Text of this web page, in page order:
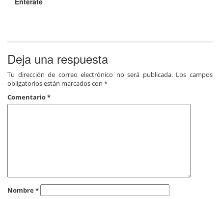
Deja una respuesta
Tu dirección de correo electrónico no será publicada. Los campos
obligatorios están marcados con *
Comentario*
Nombre*